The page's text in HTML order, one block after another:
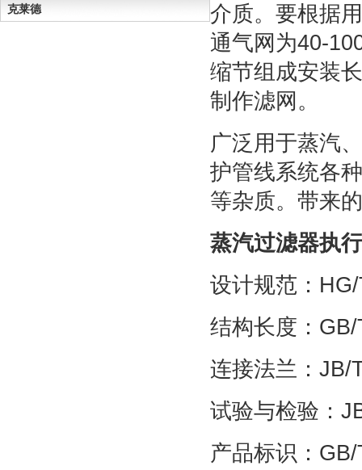
克莱德
介质。要根据
通气网为40-
缩节组成安装
制作滤网。
广泛用于蒸汽
护管线系统各
等杂质。带来
蒸汽过滤器执
设计规范：
结构长度：
连接法兰：JB/
试验与检验：
产品标识：